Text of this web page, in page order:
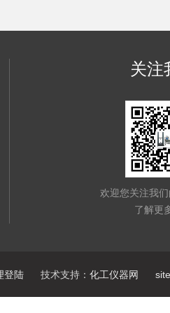
关注
欢迎您关注我
了解更
登陆技术支持： 化工仪器网